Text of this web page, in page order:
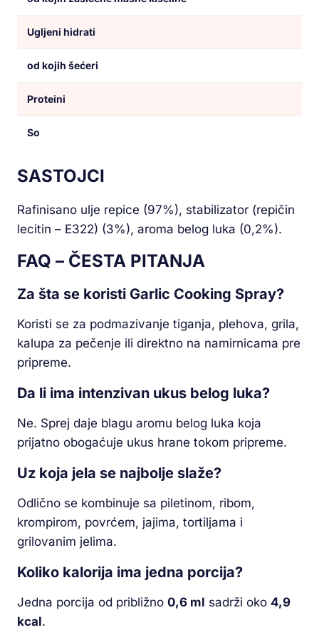
Ugljeni hidrati
od kojih šećeri
Proteini
So
SASTOJCI
Rafinisano ulje repice (97%), stabilizator (repičin
lecitin – E322) (3%), aroma belog luka (0,2%).
FAQ – ČESTA PITANJA
Za šta se koristi Garlic Cooking Spray?
Koristi se za podmazivanje tiganja, plehova, grila,
kalupa za pečenje ili direktno na namirnicama pre
pripreme.
Da li ima intenzivan ukus belog luka?
Ne. Sprej daje blagu aromu belog luka koja
prijatno obogaćuje ukus hrane tokom pripreme.
Uz koja jela se najbolje slaže?
Odlično se kombinuje sa piletinom, ribom,
krompirom, povrćem, jajima, tortiljama i
grilovanim jelima.
Koliko kalorija ima jedna porcija?
Jedna porcija od približno 0,6 ml sadrži oko 4,9
kcal.